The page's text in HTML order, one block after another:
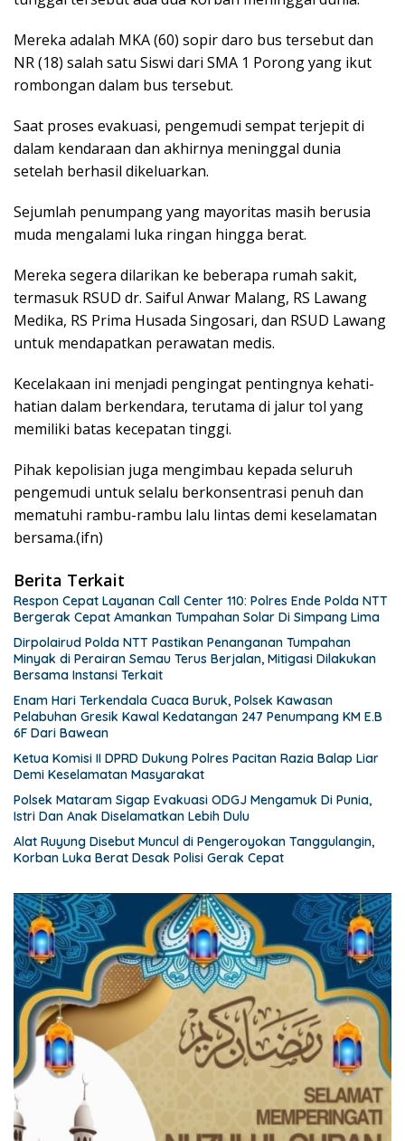
Mereka adalah MKA (60) sopir daro bus tersebut dan
NR (18) salah satu Siswi dari SMA 1 Porong yang ikut
rombongan dalam bus tersebut.
Saat proses evakuasi, pengemudi sempat terjepit di
dalam kendaraan dan akhirnya meninggal dunia
setelah berhasil dikeluarkan.
Sejumlah penumpang yang mayoritas masih berusia
muda mengalami luka ringan hingga berat.
Mereka segera dilarikan ke beberapa rumah sakit,
termasuk RSUD dr. Saiful Anwar Malang, RS Lawang
Medika, RS Prima Husada Singosari, dan RSUD Lawang
untuk mendapatkan perawatan medis.
Kecelakaan ini menjadi pengingat pentingnya kehati-
hatian dalam berkendara, terutama di jalur tol yang
memiliki batas kecepatan tinggi.
Pihak kepolisian juga mengimbau kepada seluruh
pengemudi untuk selalu berkonsentrasi penuh dan
mematuhi rambu-rambu lalu lintas demi keselamatan
bersama.(ifn)
Berita Terkait
Respon Cepat Layanan Call Center 110: Polres Ende Polda NTT
Bergerak Cepat Amankan Tumpahan Solar Di Simpang Lima
Dirpolairud Polda NTT Pastikan Penanganan Tumpahan
Minyak di Perairan Semau Terus Berjalan, Mitigasi Dilakukan
Bersama Instansi Terkait
Enam Hari Terkendala Cuaca Buruk, Polsek Kawasan
Pelabuhan Gresik Kawal Kedatangan 247 Penumpang KM E.B
6F Dari Bawean
Ketua Komisi II DPRD Dukung Polres Pacitan Razia Balap Liar
Demi Keselamatan Masyarakat
Polsek Mataram Sigap Evakuasi ODGJ Mengamuk Di Punia,
Istri Dan Anak Diselamatkan Lebih Dulu
Alat Ruyung Disebut Muncul di Pengeroyokan Tanggulangin,
Korban Luka Berat Desak Polisi Gerak Cepat